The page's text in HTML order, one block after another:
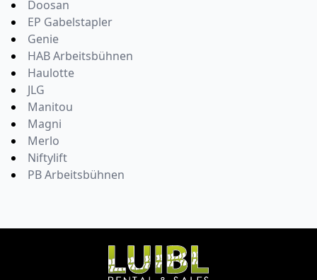
Doosan
EP Gabelstapler
Genie
HAB Arbeitsbühnen
Haulotte
JLG
Manitou
Magni
Merlo
Niftylift
PB Arbeitsbühnen